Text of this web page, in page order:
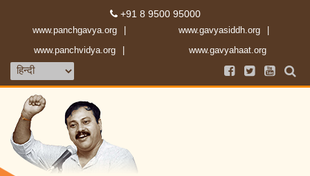
+91 8 9500 95000
www.panchgavya.org
www.gavyasiddh.org
www.panchvidya.org
www.gavyahaat.org